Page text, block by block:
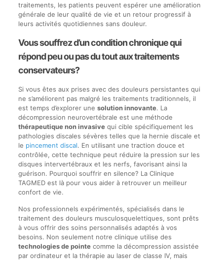
traitements, les patients peuvent espérer une amélioration
générale de leur qualité de vie et un retour progressif à
leurs activités quotidiennes sans douleur.
Vous souffrez d’un condition chronique qui
répond peu ou pas du tout aux traitements
conservateurs?
Si vous êtes aux prises avec des douleurs persistantes qui
ne s’améliorent pas malgré les traitements traditionnels, il
est temps d’explorer une solution innovante. La
décompression neurovertébrale est une méthode
thérapeutique non invasivequi cible spécifiquement les
pathologies discales sévères telles que la hernie discale et
le pincement discal. En utilisant une traction douce et
contrôlée, cette technique peut réduire la pression sur les
disques intervertébraux et les nerfs, favorisant ainsi la
guérison. Pourquoi souffrir en silence? La Clinique
TAGMED est là pour vous aider à retrouver un meilleur
confort de vie.
Nos professionnels expérimentés, spécialisés dans le
traitement des douleurs musculosquelettiques, sont prêts
à vous offrir des soins personnalisés adaptés à vos
besoins. Non seulement notre clinique utilise des
technologies de pointecomme la décompression assistée
par ordinateur et la thérapie au laser de classe IV, mais